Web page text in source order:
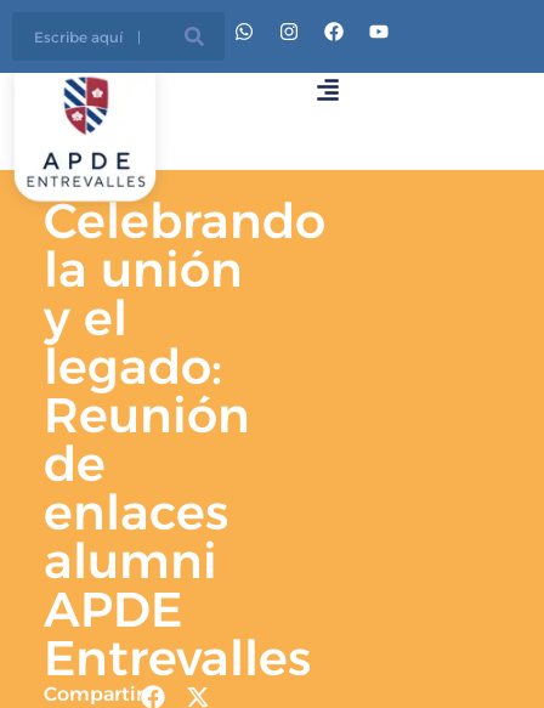
Celebrando
la unión
y el
legado:
Reunión
de
enlaces
alumni
APDE
Entrevalles
Compartir